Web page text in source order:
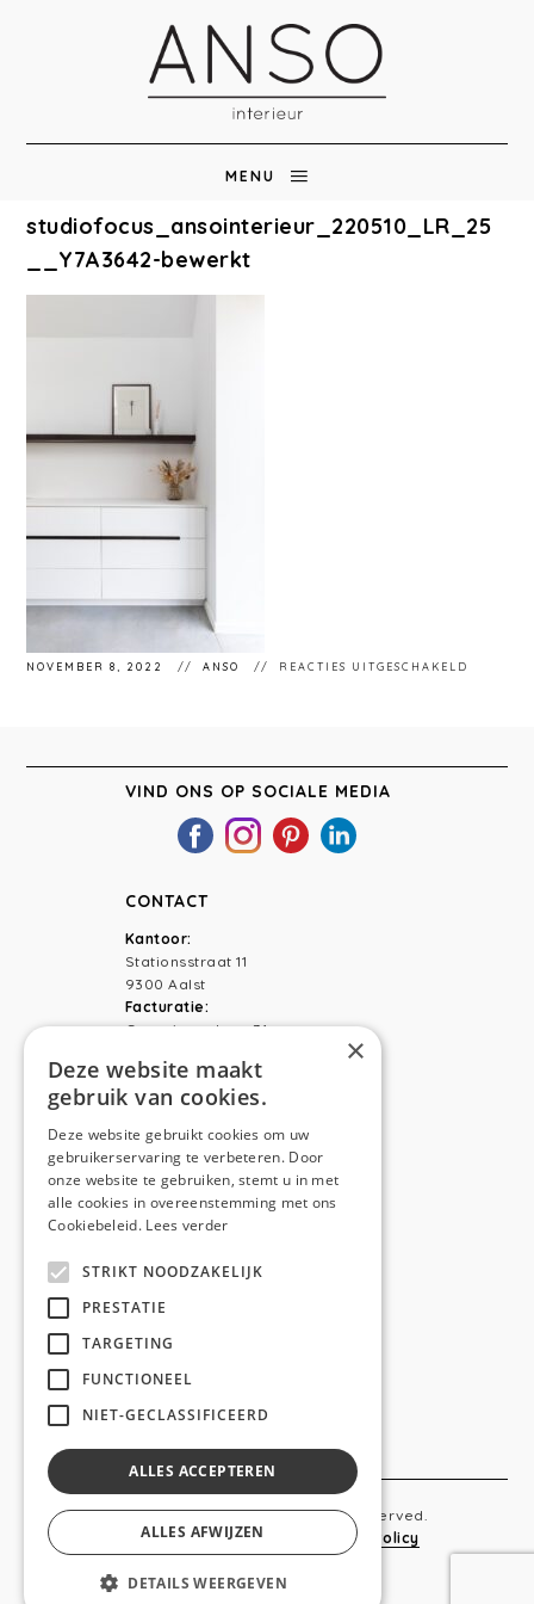
MENU
studiofocus_ansointerieur_220510_LR_25
__Y7A3642-bewerkt
NOVEMBER 8, 2022 ANSO REACTIES UITGESCHAKELD
VIND ONS OP SOCIALE MEDIA
CONTACT
Kantoor:
Stationsstraat 11
9300 Aalst
Facturatie:
Capucienenlaan 31
Telefoon:0473 44 56 94
NAVIGATION
Home
Diensten
Realisaties
Copyright © 2019 Anso. All rights reserved.
Sitemap-Privacy Policy Cookie Policy
webdesigned by
×
Deze website maakt
gebruik van cookies.
Deze website gebruikt cookies om uw
gebruikerservaring te verbeteren. Door
onze website te gebruiken, stemt u in met
alle cookies in overeenstemming met ons
Cookiebeleid. Lees verder
STRIKT NOODZAKELIJK
PRESTATIE
TARGETING
FUNCTIONEEL
NIET-GECLASSIFICEERD
ALLES ACCEPTEREN
ALLES AFWIJZEN
DETAILS WEERGEVEN